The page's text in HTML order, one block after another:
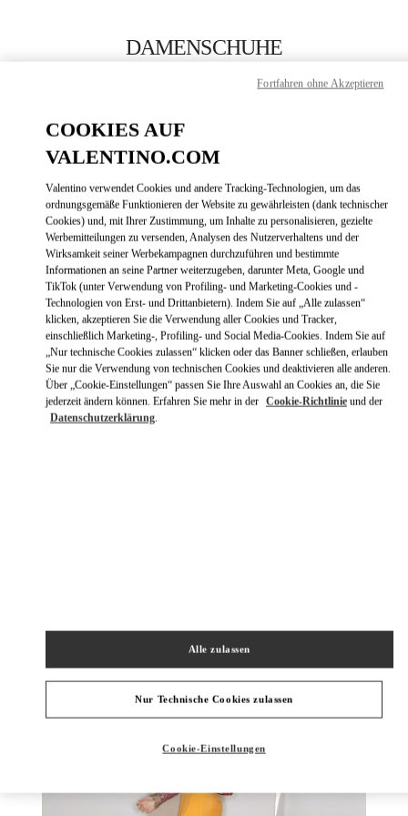
DAMENSCHUHE
JETZT ANRUFEN
MEHR DETAILS
ZUR WEGBESCHREIBUNGLINK
Link Opens in New Tab
COOKIES AUF
VALENTINO.COM
Valentino verwendet Cookies und andere Tracking-Technologien, um das
ordnungsgemäße Funktionieren der Website zu gewährleisten (dank technischer
Cookies) und, mit Ihrer Zustimmung, um Inhalte zu personalisieren, gezielte
Werbemitteilungen zu versenden, Analysen des Nutzerverhaltens und der
Wirksamkeit seiner Werbekampagnen durchzuführen und bestimmte
Informationen an seine Partner weiterzugeben, darunter Meta, Google und
TikTok (unter Verwendung von Profiling- und Marketing-Cookies und -
Technologien von Erst- und Drittanbietern). Indem Sie auf „Alle zulassen“
klicken, akzeptieren Sie die Verwendung aller Cookies und Tracker,
einschließlich Marketing-, Profiling- und Social Media-Cookies. Indem Sie auf
„Nur technische Cookies zulassen“ klicken oder das Banner schließen, erlauben
Sie nur die Verwendung von technischen Cookies und deaktivieren alle anderen.
Über „Cookie-Einstellungen“ passen Sie Ihre Auswahl an Cookies an, die Sie
jederzeit ändern können. Erfahren Sie mehr in der Cookie-Richtlinie und der
Datenschutzerklärung.
Nur Technische Cookies zulassen
Alle zulassen
Cookie-Einstellungen
Fortfahren ohne Akzeptieren